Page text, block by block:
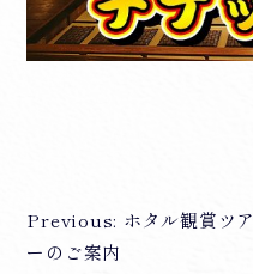
投
Previous: ホタル観賞ツア
ーのご案内